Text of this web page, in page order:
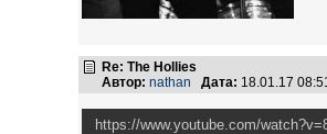
Re: The Hollies
Автор: nathan Дата: 18.01.17
https://www.youtube.com/